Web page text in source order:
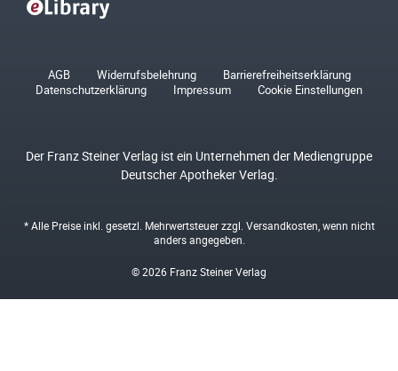
AGB Widerrufsbelehrung
Barrierefreiheitserklärung
Datenschutzerklärung
Impressum Cookie Einstellungen
Der Franz Steiner Verlag ist ein Unternehmen der Mediengruppe
Deutscher Apotheker Verlag.
* Alle Preise inkl. gesetzl. Mehrwertsteuer zzgl. Versandkosten , wenn nicht
anders angegeben.
© 2026 Franz Steiner Verlag